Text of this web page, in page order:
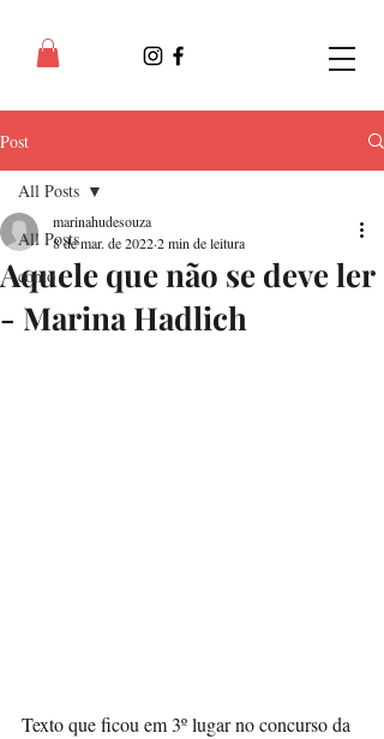
Post
All Posts
conto
All Posts
Aquele que não se deve ler
- Marina Hadlich
marinahudesouza
8 de mar. de 20222 min de leitura
Texto que ficou em 3º lugar no concurso da